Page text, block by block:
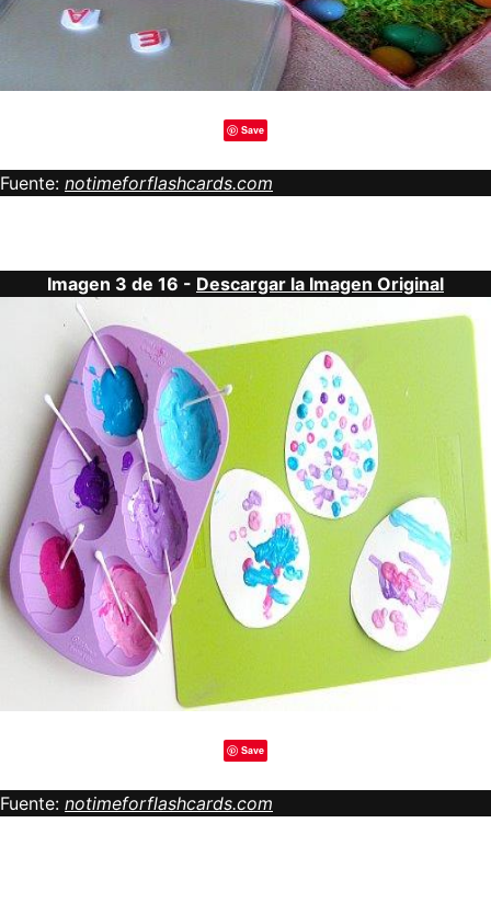
Save
Fuente: notimeforflashcards.com
Imagen 3 de 16 - Descargar la Imagen Original
Save
Fuente: notimeforflashcards.com